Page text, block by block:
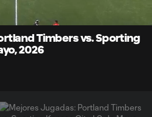
Timbers vs. Sporting
2026